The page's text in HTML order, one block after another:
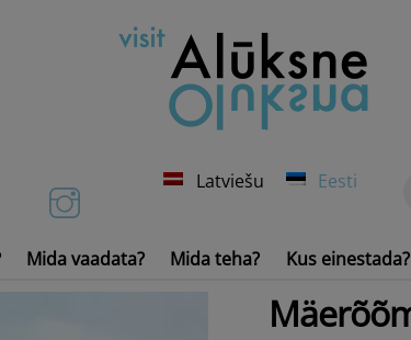
Latviešu Eesti
Mida vaadata? Mida teha? Kus einestada?